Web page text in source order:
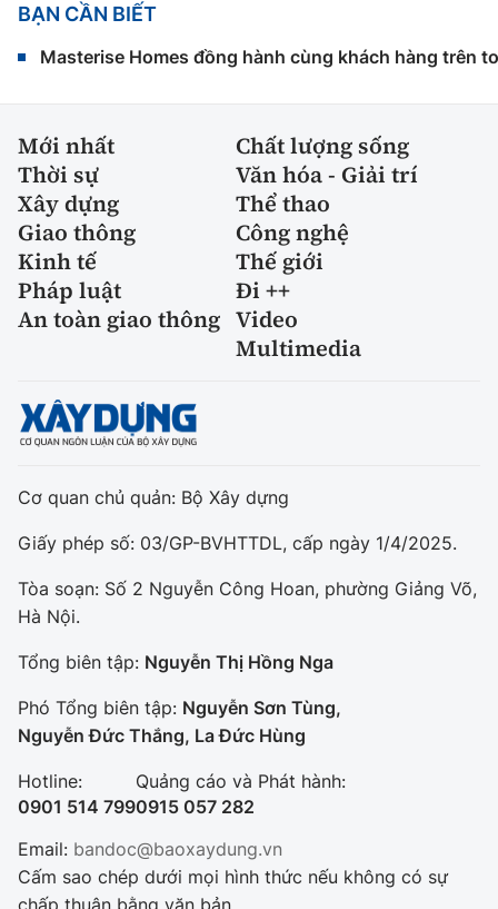
BẠN CẦN BIẾT
Masterise Homes đồng hành cùng khách hàng trên
Mới nhất
Chất lượng sống
Thời sự
Văn hóa - Giải trí
Xây dựng
Thể thao
Giao thông
Công nghệ
Kinh tế
Thế giới
Pháp luật
Đi ++
An toàn giao thông Video
Multimedia
Cơ quan chủ quản: Bộ Xây dựng
Giấy phép số: 03/GP-BVHTTDL, cấp ngày 1/4/2025.
Tòa soạn: Số 2 Nguyễn Công Hoan, phường Giảng Võ,
Hà Nội.
Tổng biên tập: Nguyễn Thị Hồng Nga
Phó Tổng biên tập: Nguyễn Sơn Tùng,
Nguyễn Đức Thắng, La Đức Hùng
Hotline:
0901 514 799
Quảng cáo và Phát hành:
0915 057 282
Email: bandoc@baoxaydung.vn
Cấm sao chép dưới mọi hình thức nếu không có sự
chấp thuận bằng văn bản.